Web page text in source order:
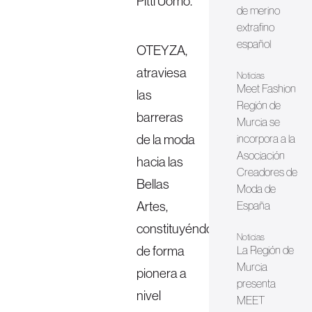
OTEYZA,
atraviesa
las
barreras
de la moda
hacia las
Bellas
Artes,
constituyéndose
de forma
pionera a
nivel
de merino
extrafino
español
Noticias
Meet Fashion
Región de
Murcia se
incorpora a la
Asociación
Creadores de
Moda de
España
Noticias
La Región de
Murcia
presenta
MEET